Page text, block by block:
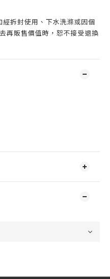
拆封使用、下水洗滌或因個
再販售價值時，恕不接受退換